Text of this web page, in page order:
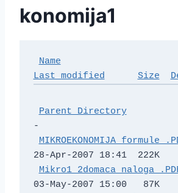
konomija1
Name
Last modified
Size
Parent Directory
-
28-Apr-2007 18:41  222K
03-May-2007 15:00   87K